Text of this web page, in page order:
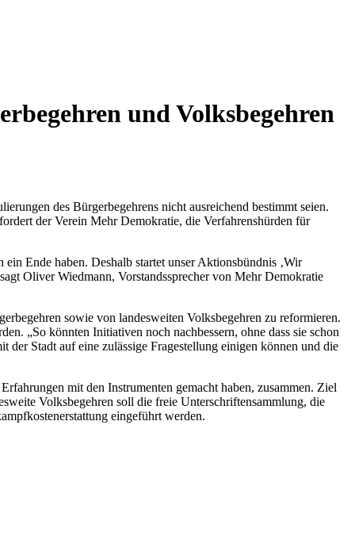
und Volksbegehren
des Bürgerbegehrens nicht ausreichend bestimmt seien.
der Verein Mehr Demokratie, die Verfahrenshürden für
Ende haben. Deshalb startet unser Aktionsbündnis ‚Wir
Oliver Wiedmann, Vorstandssprecher von Mehr Demokratie
sowie von landesweiten Volksbegehren zu reformieren.
„So könnten Initiativen noch nachbessern, ohne dass sie schon
der Stadt auf eine zulässige Fragestellung einigen können und die
mit den Instrumenten gemacht haben, zusammen. Ziel
Volksbegehren soll die freie Unterschriftensammlung, die
eingeführt werden.